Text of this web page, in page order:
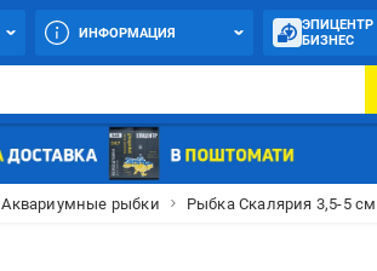
ИНФОРМАЦИЯ
ЭПИЦЕНТР
БИЗНЕС
Аквариумные рыбки Рыбка Скалярия 3,5-5 см